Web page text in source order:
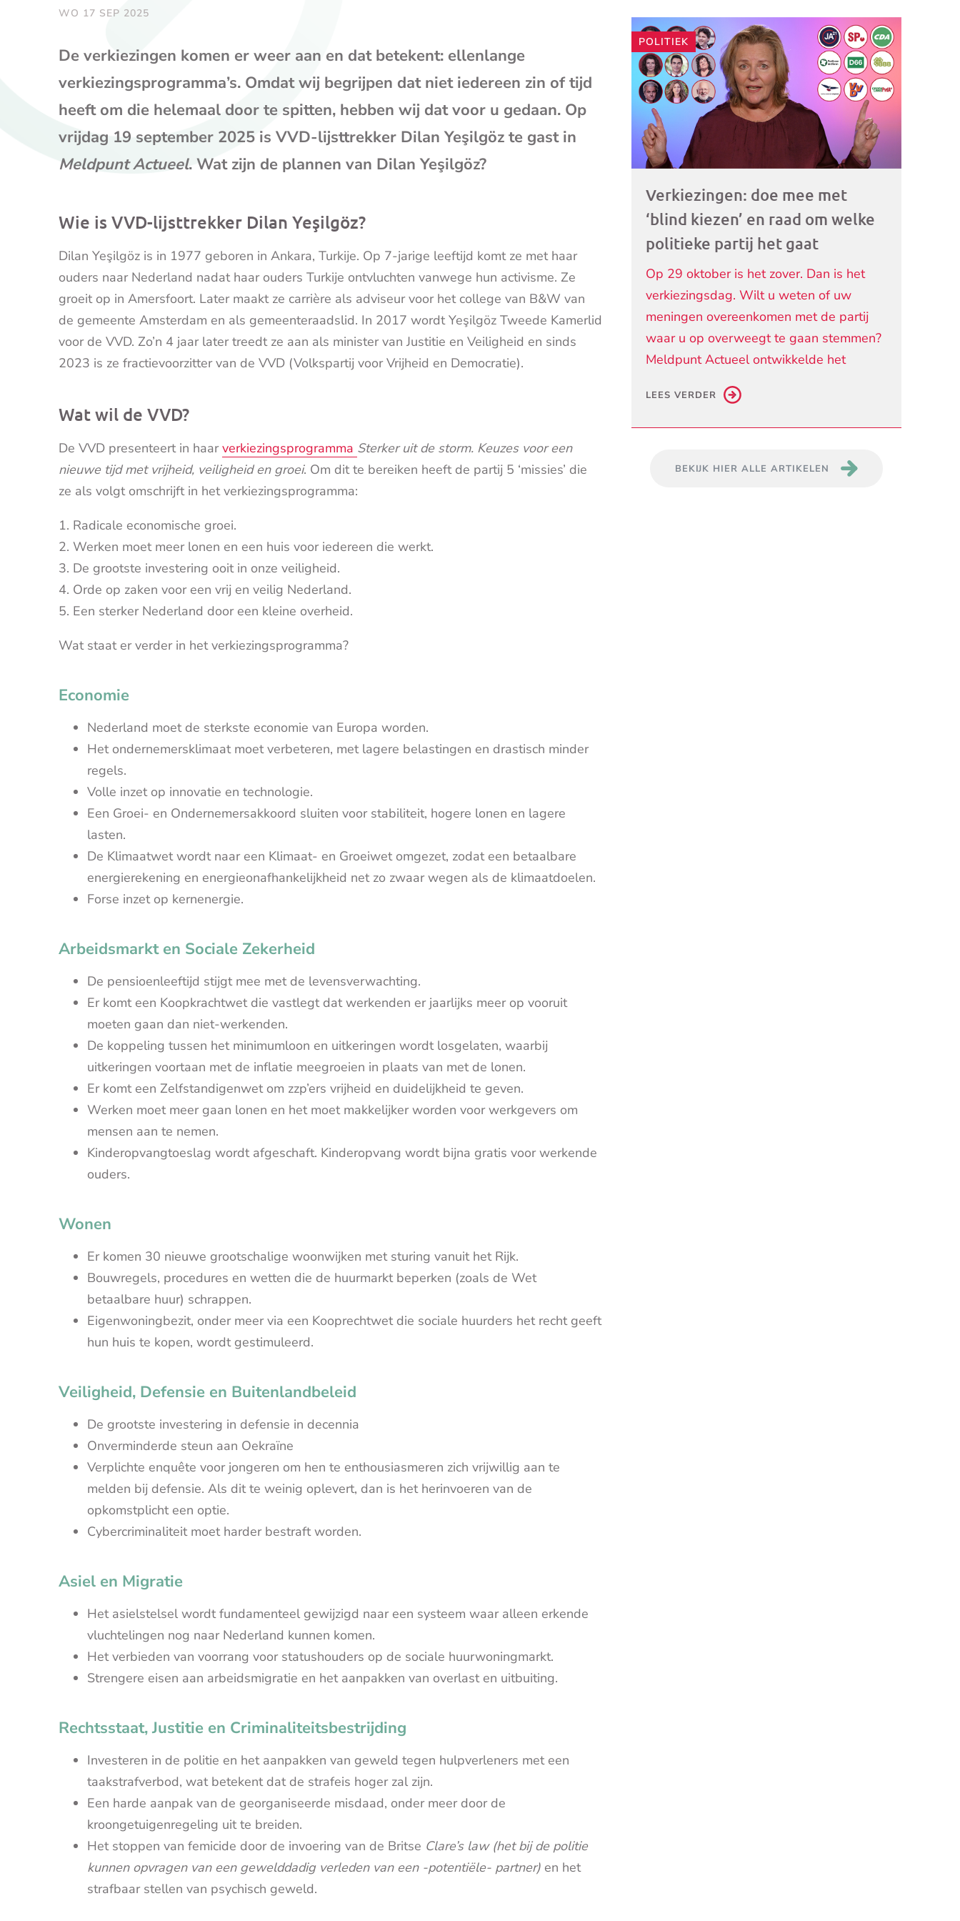
(opent
mailprogramma)
WO 17 SEP 2025
De verkiezingen komen er weer aan en dat betekent: ellenlange
verkiezingsprogramma’s. Omdat wij begrijpen dat niet iedereen zin of tijd
heeft om die helemaal door te spitten, hebben wij dat voor u gedaan. Op
vrijdag 19 september 2025 is VVD-lijsttrekker Dilan Yeşilgöz te gast in
Meldpunt Actueel. Wat zijn de plannen van Dilan Yeşilgöz?
Wie is VVD-lijsttrekker Dilan Yeşilgöz?
Dilan Yeşilgöz is in 1977 geboren in Ankara, Turkije. Op 7-jarige leeftijd komt ze met haar
ouders naar Nederland nadat haar ouders Turkije ontvluchten vanwege hun activisme. Ze
groeit op in Amersfoort. Later maakt ze carrière als adviseur voor het college van B&W van
de gemeente Amsterdam en als gemeenteraadslid. In 2017 wordt Yeşilgöz Tweede Kamerlid
voor de VVD. Zo’n 4 jaar later treedt ze aan als minister van Justitie en Veiligheid en sinds
2023 is ze fractievoorzitter van de VVD (Volkspartij voor Vrijheid en Democratie).
Wat wil de VVD?
De VVD presenteert in haarverkiezingsprogramma Sterker uit de storm. Keuzes voor een
nieuwe tijd met vrijheid, veiligheid en groei. Om dit te bereiken heeft de partij 5 ‘missies’ die
ze als volgt omschrijft in het verkiezingsprogramma:
Radicale economische groei.
Werken moet meer lonen en een huis voor iedereen die werkt.
De grootste investering ooit in onze veiligheid.
Orde op zaken voor een vrij en veilig Nederland.
Een sterker Nederland door een kleine overheid.
Wat staat er verder in het verkiezingsprogramma?
Economie
Nederland moet de sterkste economie van Europa worden.
Het ondernemersklimaat moet verbeteren, met lagere belastingen en drastisch minder
regels.
Volle inzet op innovatie en technologie.
Een Groei- en Ondernemersakkoord sluiten voor stabiliteit, hogere lonen en lagere
lasten.
De Klimaatwet wordt naar een Klimaat- en Groeiwet omgezet, zodat een betaalbare
energierekening en energieonafhankelijkheid net zo zwaar wegen als de klimaatdoelen.
Forse inzet op kernenergie.
Arbeidsmarkt en Sociale Zekerheid
De pensioenleeftijd stijgt mee met de levensverwachting.
Er komt een Koopkrachtwet die vastlegt dat werkenden er jaarlijks meer op vooruit
moeten gaan dan niet-werkenden.
De koppeling tussen het minimumloon en uitkeringen wordt losgelaten, waarbij
uitkeringen voortaan met de inflatie meegroeien in plaats van met de lonen.
Er komt een Zelfstandigenwet om zzp’ers vrijheid en duidelijkheid te geven.
Werken moet meer gaan lonen en het moet makkelijker worden voor werkgevers om
mensen aan te nemen.
Kinderopvangtoeslag wordt afgeschaft. Kinderopvang wordt bijna gratis voor werkende
ouders.
Wonen
Er komen 30 nieuwe grootschalige woonwijken met sturing vanuit het Rijk.
Bouwregels, procedures en wetten die de huurmarkt beperken (zoals de Wet
betaalbare huur) schrappen.
Eigenwoningbezit, onder meer via een Kooprechtwet die sociale huurders het recht geeft
hun huis te kopen, wordt gestimuleerd.
Veiligheid, Defensie en Buitenlandbeleid
De grootste investering in defensie in decennia
Onverminderde steun aan Oekraïne
Verplichte enquête voor jongeren om hen te enthousiasmeren zich vrijwillig aan te
melden bij defensie. Als dit te weinig oplevert, dan is het herinvoeren van de
opkomstplicht een optie.
Cybercriminaliteit moet harder bestraft worden.
Asiel en Migratie
Het asielstelsel wordt fundamenteel gewijzigd naar een systeem waar alleen erkende
vluchtelingen nog naar Nederland kunnen komen.
Het verbieden van voorrang voor statushouders op de sociale huurwoningmarkt.
Strengere eisen aan arbeidsmigratie en het aanpakken van overlast en uitbuiting.
Rechtsstaat, Justitie en Criminaliteitsbestrijding
Investeren in de politie en het aanpakken van geweld tegen hulpverleners met een
taakstrafverbod, wat betekent dat de strafeis hoger zal zijn.
Een harde aanpak van de georganiseerde misdaad, onder meer door de
kroongetuigenregeling uit te breiden.
Het stoppen van femicide door de invoering van de Britse Clare’s law (het bij de politie
kunnen opvragen van een gewelddadig verleden van een -potentiële- partner) en het
strafbaar stellen van psychisch geweld.
POLITIEK
Verkiezingen: doe mee met
‘blind kiezen’ en raad om welke
politieke partij het gaat
Op 29 oktober is het zover. Dan is het
verkiezingsdag. Wilt u weten of uw
meningen overeenkomen met de partij
waar u op overweegt te gaan stemmen?
Meldpunt Actueel ontwikkelde het
LEES VERDER
BEKIJK HIER ALLE ARTIKELEN